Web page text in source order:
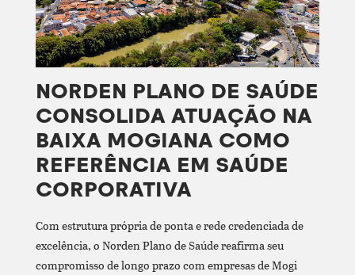
NORDEN PLANO DE SAÚDE
CONSOLIDA ATUAÇÃO NA
BAIXA MOGIANA COMO
REFERÊNCIA EM SAÚDE
CORPORATIVA
Com estrutura própria de ponta e rede credenciada de
excelência, o Norden Plano de Saúde reafirma seu
compromisso de longo prazo com empresas de Mogi